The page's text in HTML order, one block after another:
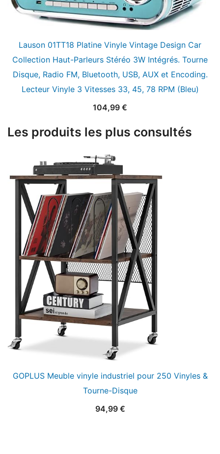
Lauson 01TT18 Platine Vinyle Vintage Design Car
Collection Haut-Parleurs Stéréo 3W Intégrés. Tourne
Disque, Radio FM, Bluetooth, USB, AUX et Encoding.
Lecteur Vinyle 3 Vitesses 33, 45, 78 RPM (Bleu)
104,99 €
Les produits les plus consultés
GOPLUS Meuble vinyle industriel pour 250 Vinyles &
Tourne-Disque
94,99 €